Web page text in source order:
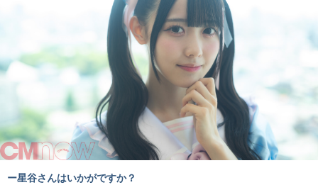
ー星谷さんはいかがですか？